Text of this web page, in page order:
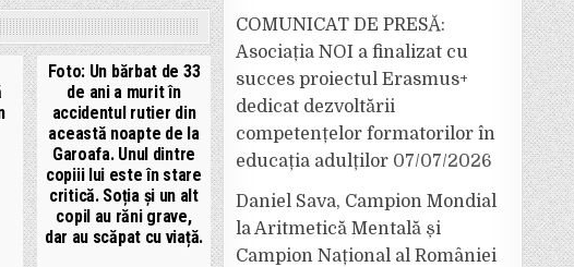
Foto: Un bărbat de 33
de ani a murit în
accidentul rutier din
această noapte de la
Garoafa. Unul dintre
copiii lui este în stare
critică. Soția și un alt
copil au răni grave,
dar au scăpat cu viață.
COMUNICAT DE PRESĂ:
Asociația NOI a finalizat cu
succes proiectul Erasmus+
dedicat dezvoltării
competențelor formatorilor în
educația adulților 07/07/2026
Daniel Sava, Campion Mondial
la Aritmetică Mentală și
Campion Național al României